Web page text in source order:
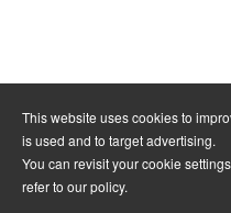
This website uses cookies to
is used and to target advertising.
You can revisit your cookie
refer to our policy.